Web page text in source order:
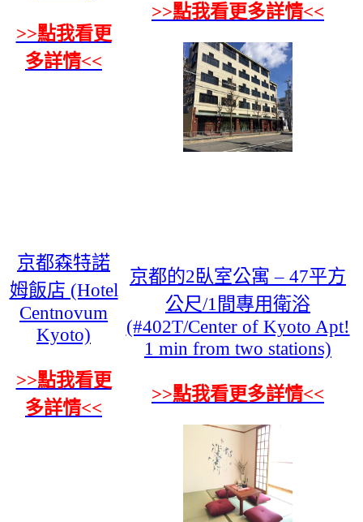
>>點我看更
多詳情<<
>>點我看更多詳情<<
京都森特諾
姆飯店 (Hotel
Centnovum
Kyoto)
>>點我看更
多詳情<<
京都的2臥室公寓 – 47平方
公尺/1間專用衛浴
(#402T/Center of Kyoto Apt!
1 min from two stations)
>>點我看更多詳情<<